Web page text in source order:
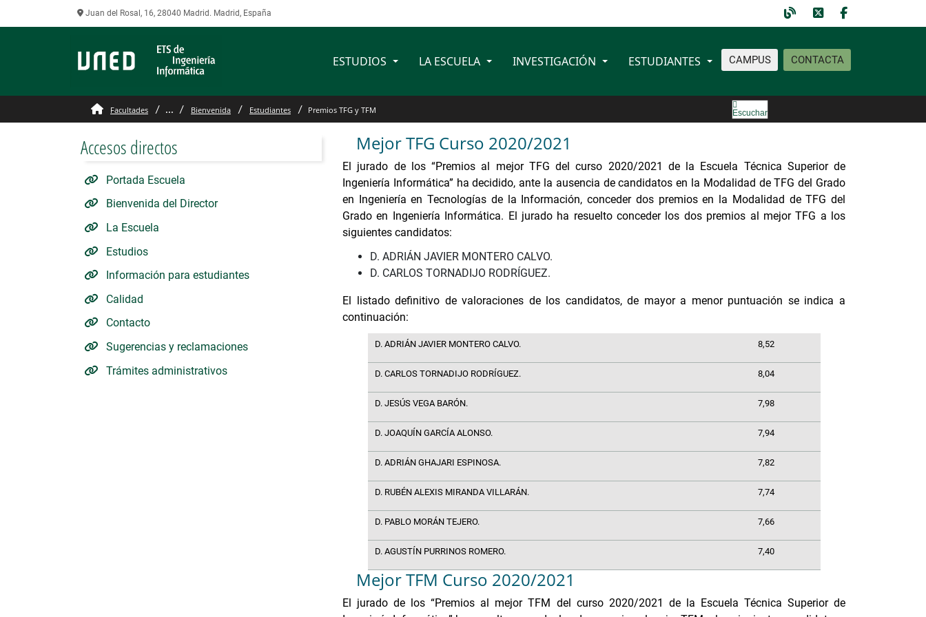
Juan del Rosal, 16, 28040 Madrid. Madrid, España
CAMPUS CONTACTA
ESTUDIOS LA ESCUELA INVESTIGACIÓN ESTUDIANTES
Premios TFG y TFM
Facultades ... Bienvenida Estudiantes Premios TFG y TFM Escuchar
Accesos directos
Portada Escuela
Bienvenida del Director
La Escuela
Estudios
Información para estudiantes
Calidad
Contacto
Sugerencias y reclamaciones
Trámites administrativos
Mejor TFG Curso 2020/2021
El jurado de los “Premios al mejor TFG del curso 2020/2021 de la Escuela Técnica Superior de
Ingeniería Informática” ha decidido, ante la ausencia de candidatos en la Modalidad de TFG del Grado
en Ingeniería en Tecnologías de la Información, conceder dos premios en la Modalidad de TFG del
Grado en Ingeniería Informática. El jurado ha resuelto conceder los dos premios al mejor TFG a los
siguientes candidatos:
D. ADRIÁN JAVIER MONTERO CALVO.
D. CARLOS TORNADIJO RODRÍGUEZ.
El listado definitivo de valoraciones de los candidatos, de mayor a menor puntuación se indica a
continuación:
D. ADRIÁN JAVIER MONTERO CALVO. 8,52
D. CARLOS TORNADIJO RODRÍGUEZ. 8,04
D. JESÚS VEGA BARÓN. 7,98
D. JOAQUÍN GARCÍA ALONSO. 7,94
D. ADRIÁN GHAJARI ESPINOSA. 7,82
D. RUBÉN ALEXIS MIRANDA VILLARÁN. 7,74
D. PABLO MORÁN TEJERO. 7,66
D. AGUSTÍN PURRINOS ROMERO. 7,40
Mejor TFM Curso 2020/2021
El jurado de los “Premios al mejor TFM del curso 2020/2021 de la Escuela Técnica Superior de